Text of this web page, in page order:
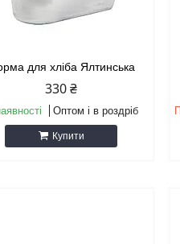
для хліба Ялтинська
330 ₴
Оптом і в роздріб
Купити